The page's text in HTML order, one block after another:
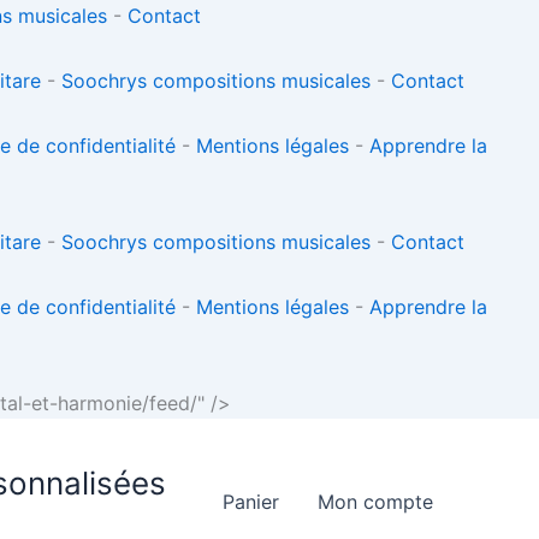
musicales - Contact
- Soochrys compositions musicales - Contact
de confidentialité - Mentions légales - Apprendre la
- Soochrys compositions musicales - Contact
de confidentialité - Mentions légales - Apprendre la
et-harmonie/feed/" />
Panier Mon compte